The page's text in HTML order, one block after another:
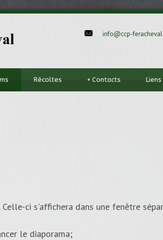
info@ccp-
Récoltes Contacts
+ Liens
ci s'affichera dans une fenêtre
le diaporama;